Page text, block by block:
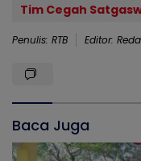
Tim Cegah
Penulis: RTB Editor:
Baca Juga